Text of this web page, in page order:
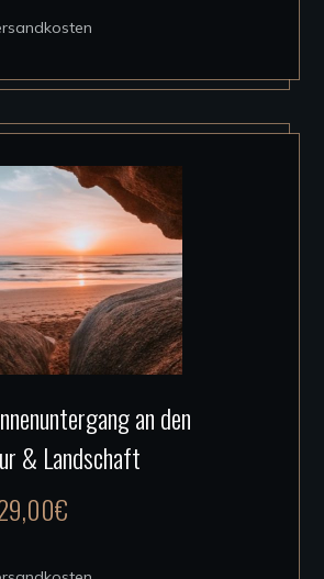
Die
auf
der
Produktseite
gewählt
werden
Produkt
weist
an den
& Landschaft
€